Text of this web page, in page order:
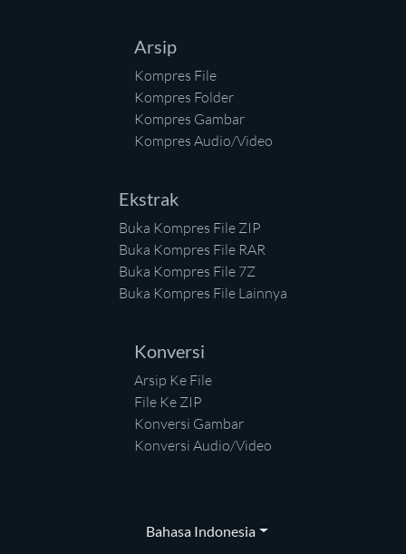
Arsip
Kompres File
Kompres Folder
Kompres Gambar
Kompres Audio/Video
Ekstrak
Buka Kompres File ZIP
Buka Kompres File RAR
Buka Kompres File 7Z
Buka Kompres File Lainnya
Konversi
Arsip Ke File
File Ke ZIP
Konversi Gambar
Konversi Audio/Video
Bahasa Indonesia